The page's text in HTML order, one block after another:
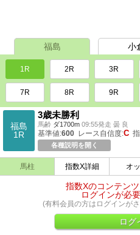
福島 小
1R 2R 3R
7R 8R 9R
福島
1R
3歳未勝利
馬齢 ダ1700m 09:55発走 曇 良
基準値:600 レース自信度:C
各種説明を開く
馬柱 指数X詳細 オ
指数Xのコンテン
ログインが必
(有料会員の方はログインが
ログ